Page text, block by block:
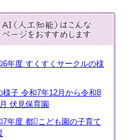
6年度 すくすくサークルの様
様子 令和7年12月から令和8
伏見保育園
7年度 都こども園の子育て